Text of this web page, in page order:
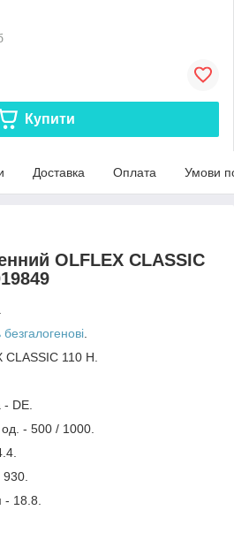
Купити
Доставка Оплата Умови
OLFLEX CLASSIC
.
CLASSIC 110 H.
- DE.
од. - 500 / 1000.
930.
- 18.8.